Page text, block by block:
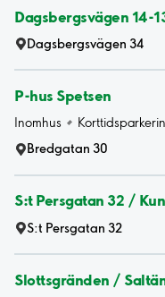
Dagsbergsvägen 14-
Dagsbergsvägen 34
P-hus Spetsen
Inomhus
Bredgatan 30
S:t Persgatan 32 /
S:t Persgatan 32
Slottsgränden /